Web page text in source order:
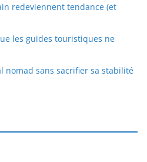
redeviennent tendance (et
les guides touristiques ne
nomad sans sacrifier sa stabilité